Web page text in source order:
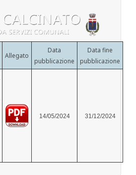
Allegato
Data
pubblicazione
Data fine
pubblicazione
14/05/2024 31/12/2024